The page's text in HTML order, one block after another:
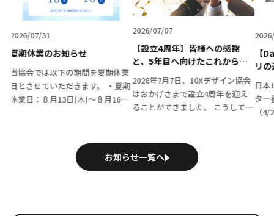
知らせ
下の期間を夏期休業
ただきます。 ・夏期
13日(木)～８月16日
【設立4周年】皆様への感謝
と、5年目へ向けたこれからの1
0Xの歩み
2026年7月7日、10Xデザイン協会
はおかげさまで設立4周年を迎え
ることができました。 こうして無
さま、温かく支えてくださるパー
トナー企業の皆さま そして当協
[…]
【Day1・Day2開
リの連携からAI対
で、参加者の表情
た第6期ナビゲー
🚀
日本10Xデザイン
ター養成講座 第6
（4/23 Day1オンラ
お知らせ一覧へ